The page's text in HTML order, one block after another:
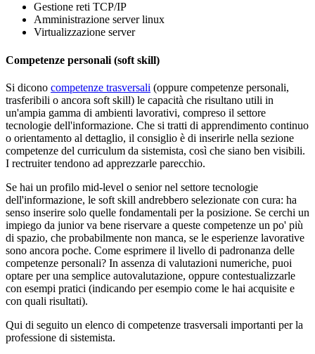
Gestione reti TCP/IP
Amministrazione server linux
Virtualizzazione server
Competenze personali (soft skill)
Si dicono competenze trasversali (oppure competenze personali,
trasferibili o ancora soft skill) le capacità che risultano utili in
un'ampia gamma di ambienti lavorativi, compreso il settore
tecnologie dell'informazione. Che si tratti di apprendimento continuo
o orientamento al dettaglio, il consiglio è di inserirle nella sezione
competenze del curriculum da sistemista, così che siano ben visibili.
I rectruiter tendono ad apprezzarle parecchio.
Se hai un profilo mid-level o senior nel settore tecnologie
dell'informazione, le soft skill andrebbero selezionate con cura: ha
senso inserire solo quelle fondamentali per la posizione. Se cerchi un
impiego da junior va bene riservare a queste competenze un po' più
di spazio, che probabilmente non manca, se le esperienze lavorative
sono ancora poche. Come esprimere il livello di padronanza delle
competenze personali? In assenza di valutazioni numeriche, puoi
optare per una semplice autovalutazione, oppure contestualizzarle
con esempi pratici (indicando per esempio come le hai acquisite e
con quali risultati).
Qui di seguito un elenco di competenze trasversali importanti per la
professione di sistemista.